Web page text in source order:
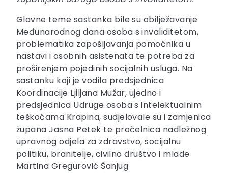
Glavne teme sastanka bile su obilježavanje
Međunarodnog dana osoba s invaliditetom,
problematika zapošljavanja pomoćnika u
nastavi i osobnih asistenata te potreba za
proširenjem pojedinih socijalnih usluga. Na
sastanku koji je vodila predsjednica
Koordinacije Ljiljana Mužar, ujedno i
predsjednica Udruge osoba s intelektualnim
teškoćama Krapina, sudjelovale su i zamjenica
župana Jasna Petek te pročelnica nadležnog
upravnog odjela za zdravstvo, socijalnu
politiku, branitelje, civilno društvo i mlade
Martina Gregurović Šanjug